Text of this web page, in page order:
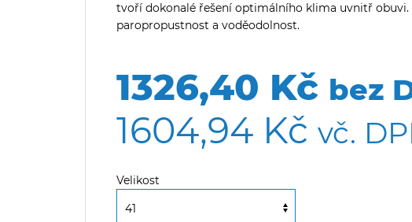
tvoří dokonalé řešení optimálního klima uvnitř obuvi.
paropropustnost a voděodolnost.
1326,40 Kč bez
1604,94 Kč vč.
Velikost